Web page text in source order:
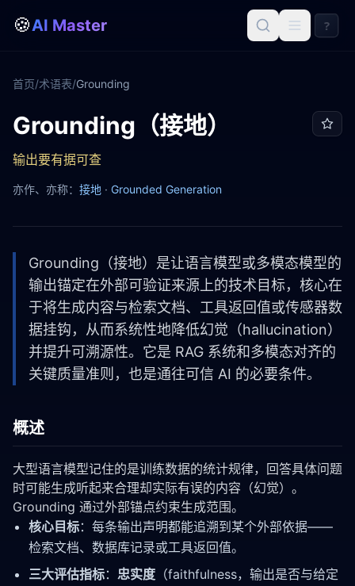
🍪AI Master ?
首页/术语表/Grounding
Grounding（接地）
Grounding
输出要有据可查
亦作、亦称： 接地 · Grounded Generation
Grounding（接地）是让语言模型或多模态模型的
输出锚定在外部可验证来源上的技术目标，核心在
于将生成内容与检索文档、工具返回值或传感器数
据挂钩，从而系统性地降低幻觉（hallucination）
并提升可溯源性。它是 RAG 系统和多模态对齐的
关键质量准则，也是通往可信 AI 的必要条件。
概述
大型语言模型记住的是训练数据的统计规律，回答具体问题
时可能生成听起来合理却实际有误的内容（幻觉）。
Grounding 通过外部锚点约束生成范围。
核心目标：每条输出声明都能追溯到某个外部依据——
检索文档、数据库记录或工具返回值。
三大评估指标： 忠实度 （faithfulness，输出是否与给定